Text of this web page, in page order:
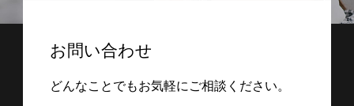
お問い合わせ
どんなことでもお気軽にご相談ください。